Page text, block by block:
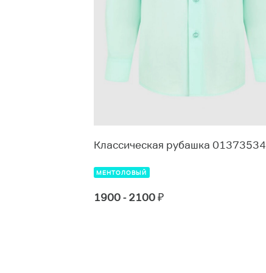
Классическая рубашка 01373534
МЕНТОЛОВЫЙ
1900 - 2100₽